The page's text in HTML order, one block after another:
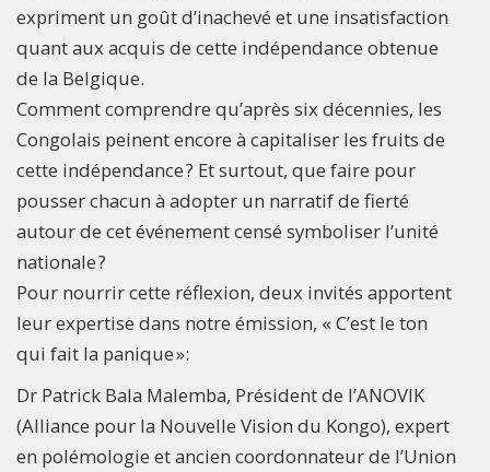
expriment un goût d’inachevé et une insatisfaction
quant aux acquis de cette indépendance obtenue
de la Belgique.
Comment comprendre qu’après six décennies, les
Congolais peinent encore à capitaliser les fruits de
cette indépendance ? Et surtout, que faire pour
pousser chacun à adopter un narratif de fierté
autour de cet événement censé symboliser l’unité
nationale ?
Pour nourrir cette réflexion, deux invités apportent
leur expertise dans notre émission, « C’est le ton
qui fait la panique »:
Dr Patrick Bala Malemba, Président de l’ANOVIK
(Alliance pour la Nouvelle Vision du Kongo), expert
en polémologie et ancien coordonnateur de l’Union